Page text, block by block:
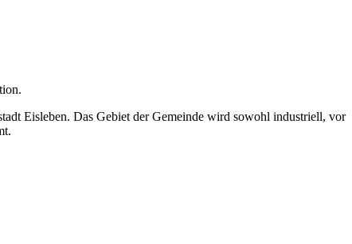
Eisleben. Das Gebiet der Gemeinde wird sowohl industriell, vor